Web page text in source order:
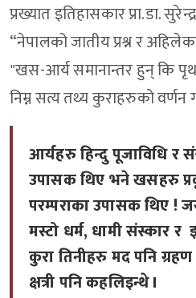
प्रख्यात इतिहासकार प्रा.डा.
“नेपालको जातीय प्रश्न र
"खस-आर्य समानान्तर हुन् कि
निम्न सत्य तथ्य कुराहरुको वर्णन
आर्यहरु हिन्दु पूजाविधि र
उपासक थिए भने खसहरु
परम्पराका उपासक थिए
मस्टो धर्म, धामी संस्कार र
कुरा तिनीहरु मद पनि
क्षत्री पनि कहलिइन्थे I